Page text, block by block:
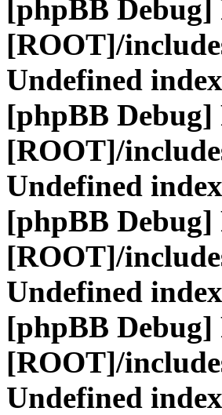
[phpBB Debug]
[ROOT]/
Undefined
[phpBB Debug]
[ROOT]/
Undefined
[phpBB Debug]
[ROOT]/
Undefined
[phpBB Debug]
[ROOT]/
Undefined